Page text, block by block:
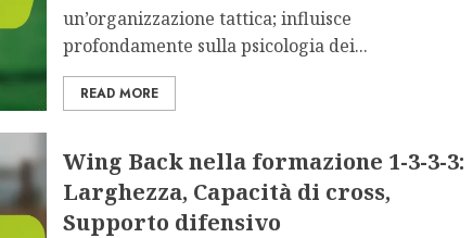
un’organizzazione tattica; influisce
profondamente sulla psicologia dei...
READ MORE
Wing Back nella formazione 1-3-3-3:
Larghezza, Capacità di cross,
Supporto difensivo